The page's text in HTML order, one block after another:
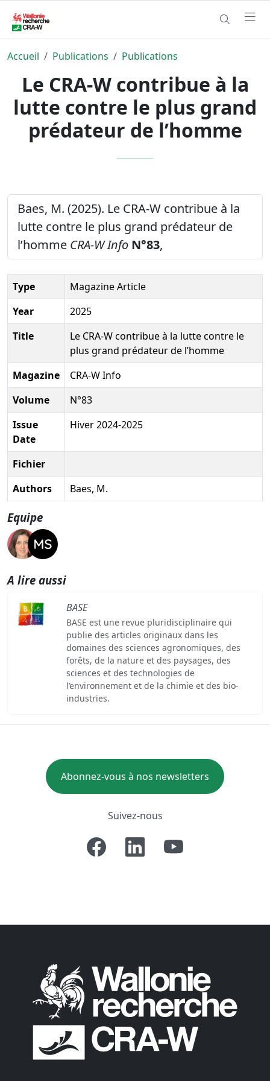
Accueil Publications Publications
Le CRA-W contribue à la
lutte contre le plus grand
prédateur de l’homme
Baes, M. (2025). Le CRA-W contribue à la
lutte contre le plus grand prédateur de
l’homme CRA-W Info N°83,
Type
Magazine Article
Year
2025
Title
Le CRA-W contribue à la lutte contre le
plus grand prédateur de l’homme
Magazine
CRA-W Info
Volume
N°83
Issue
Date
Hiver 2024-2025
Fichier
Authors
Baes, M.
Equipe
A lire aussi
BASE
BASE est une revue pluridisciplinaire qui
publie des articles originaux dans les
domaines des sciences agronomiques, des
forêts, de la nature et des paysages, des
sciences et des technologies de
l’environnement et de la chimie et des bio-
industries.
Abonnez-vous à nos newsletters
Suivez-nous